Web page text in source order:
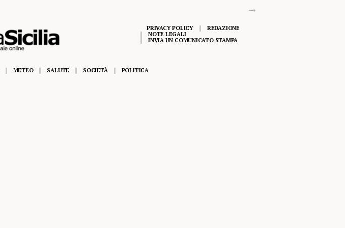
PRIVACY POLICY
REDAZIONE
NOTE LEGALI
INVIA UN COMUNICATO STAMPA
METEO SALUTE SOCIETÀ POLITICA